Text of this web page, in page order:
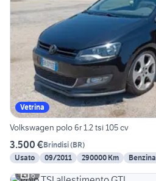
Vetrina
Volkswagen polo 6r 1.2 tsi 105 cv
3.500 €Brindisi(BR)
Usato
09/2011 290000 Km Benzina
6